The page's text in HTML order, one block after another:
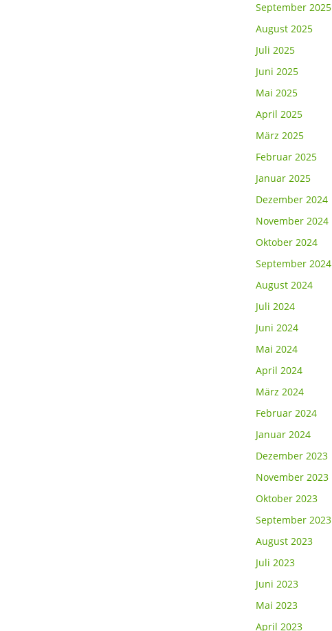
September 2025
August 2025
Juli 2025
Juni 2025
Mai 2025
April 2025
März 2025
Februar 2025
Januar 2025
Dezember 2024
November 2024
Oktober 2024
September 2024
August 2024
Juli 2024
Juni 2024
Mai 2024
April 2024
März 2024
Februar 2024
Januar 2024
Dezember 2023
November 2023
Oktober 2023
September 2023
August 2023
Juli 2023
Juni 2023
Mai 2023
April 2023